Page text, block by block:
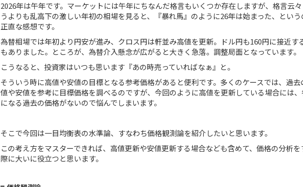
2026年は午年です。マーケットには午年にちなんだ格言もいくつか存在しますが、格言云
うよりも乱高下の激しい年初の相場を見ると、『暴れ馬』のように26年は始まった、とい
正直な感想です。
為替相場では年初より円安が進み、クロス円は軒並み高値を更新。ドル円も160円に接近す
もありました。ところが、為替介入懸念が広がると大きく急落。調整局面となっています。
こうなると、投資家はいつも思います『あの時売っていればなぁ』と。
そういう時に高値や安値の目標となる参考価格があると便利です。多くのケースでは、過去
値や安値を参考に目標価格を調べるのですが、今回のように高値を更新している場合には
になる過去の価格がないので悩んでしまいます。
そこで今回は一目均衡表の水準論、すなわち価格観測論を紹介したいと思います。
この考え方をマスターできれば、高値更新や安値更新する場合なども含めて、価格の分析を
際に大いに役立つと思います。